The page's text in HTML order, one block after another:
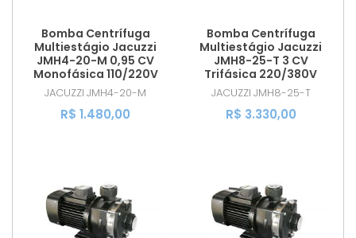
Bomba Centrífuga
Multiestágio Jacuzzi
JMH4-20-M 0,95 CV
Monofásica 110/220V
JACUZZI JMH4-20-M
R$ 1.480,00
Bomba Centrífuga
Multiestágio Jacuzzi
JMH8-25-T 3 CV
Trifásica 220/380V
JACUZZI JMH8-25-T
R$ 3.330,00